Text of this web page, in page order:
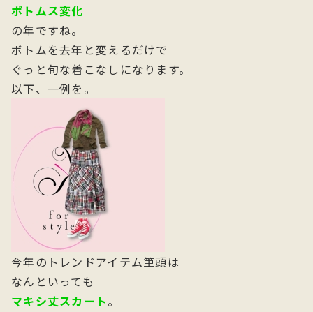
ボトムス変化
の年ですね。
ボトムを去年と変えるだけで
ぐっと旬な着こなしになります。
以下、一例を。
今年のトレンドアイテム筆頭は
なんといっても
マキシ丈スカート。